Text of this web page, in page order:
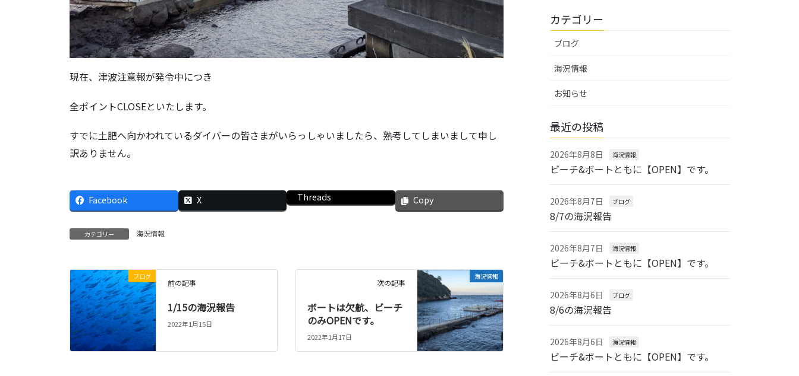
現在、津波注意報が発令中につき
全ポイントCLOSEといたします。
すでに土肥へ向かわれているダイバーの皆さまがいらっしゃいましたら、熟考してしまいまして申し
訳ありません。
Facebook X Threads Copy
カテゴリー 海況情報
ブログ
前の記事
1/15の海況報告
2022年1月15日
海況情報
次の記事
ボートは欠航、ビーチ
のみOPENです。
2022年1月17日
カテゴリー
ブログ
海況情報
お知らせ
最近の投稿
2026年8月8日 海況情報
ビーチ&ボートともに【OPEN】です。
2026年8月7日 ブログ
8/7の海況報告
2026年8月7日 海況情報
ビーチ&ボートともに【OPEN】です。
2026年8月6日 ブログ
8/6の海況報告
2026年8月6日 海況情報
ビーチ&ボートともに【OPEN】です。